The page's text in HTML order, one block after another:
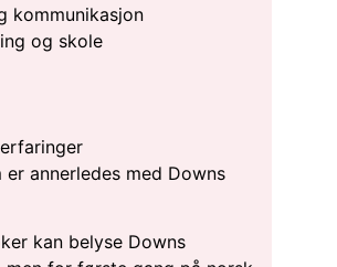
kommunikasjon
og skole
er annerledes med Downs
kan belyse Downs